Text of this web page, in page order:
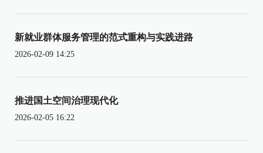
新就业群体服务管理的范式重构与实践进路
2026-02-09 14:25
推进国土空间治理现代化
2026-02-05 16:22